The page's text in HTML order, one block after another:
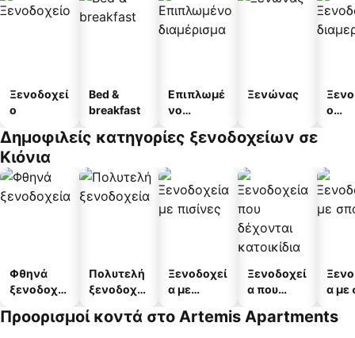
Ξενοδοχεί
ο
Bed &
breakfast
Επιπλωμέ
νο
α
Ξενώνας
ο
Δημοφιλείς κατηγορίες ξενοδοχείων σε
Κιόνια
Φθηνά
ξενοδοχεί
Πολυτελή
ξενοδοχεί
Ξενοδοχεί
α με
Ξενοδοχεί
α που
κατοικίδι
α με
Προορισμοί κοντά στο Artemis Apartments